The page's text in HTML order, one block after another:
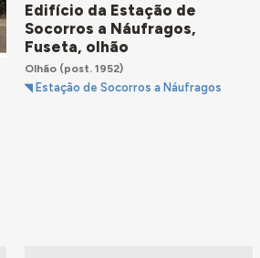
Edifício da Estação de
Socorros a Náufragos,
Fuseta, olhão
Olhão(post. 1952)
Estação de Socorros a Náufragos